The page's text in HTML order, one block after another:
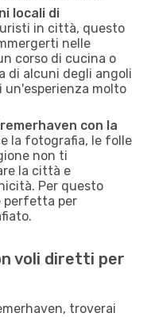
locali di
in città, questo
nelle
corso di cucina o
di alcuni degli angoli
molto
con la
la fotografia, le folle
non ti
la città e
Per questo
perfetta per
voli diretti per
troverai